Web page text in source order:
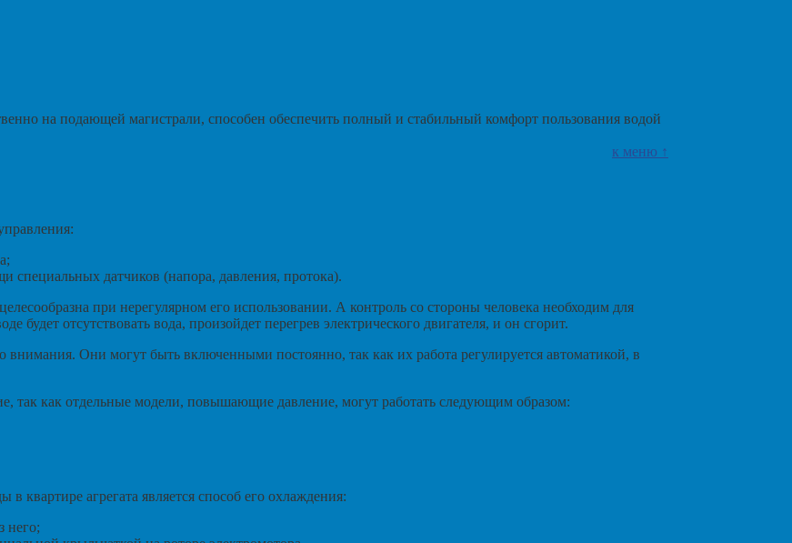
на подающей магистрали, способен обеспечить полный и стабильный комфорт пользования водой
к меню ↑
специальных датчиков (напора, давления, протока).
при нерегулярном его использовании. А контроль со стороны человека необходим для
отсутствовать вода, произойдет перегрев электрического двигателя, и он сгорит.
Они могут быть включенными постоянно, так как их работа регулируется автоматикой, в
так как отдельные модели, повышающие давление, могут работать следующим образом:
агрегата является способ его охлаждения:
него;